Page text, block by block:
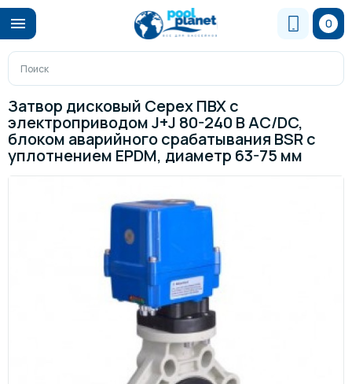
0
Затвор дисковый Cepex ПВХ с
электроприводом J+J 80-240 В AC/DC,
блоком аварийного срабатывания BSR с
уплотнением EPDM, диаметр 63-75 мм